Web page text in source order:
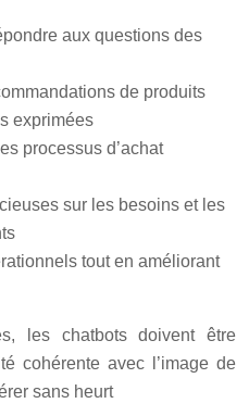
aux questions des
de produits
exprimées
processus d’achat
sur les besoins et les
tout en améliorant
les chatbots doivent être
cohérente avec l’image de
sans heurt